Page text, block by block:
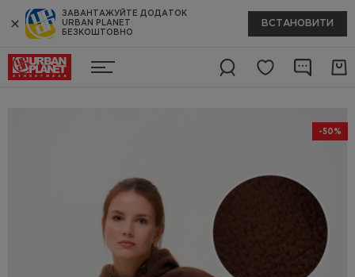
ЗАВАНТАЖУЙТЕ ДОДАТОК
URBAN PLANET
БЕЗКОШТОВНО
ВСТАНОВИТИ
-50%